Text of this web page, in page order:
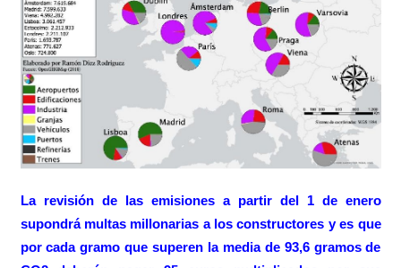
La revisión de las emisiones a partir del 1 de enero
supondrá multas millonarias a los constructores y es que
por cada gramo que superen la media de 93,6 gramos de